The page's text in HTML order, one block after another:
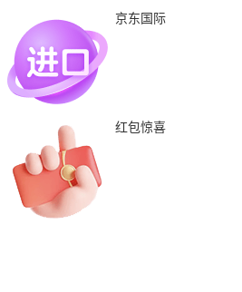
京东国际
红包惊喜